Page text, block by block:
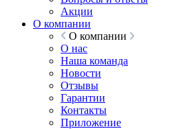
Акции
О компании
О компании
О нас
Наша команда
Новости
Отзывы
Гарантии
Контакты
Приложение